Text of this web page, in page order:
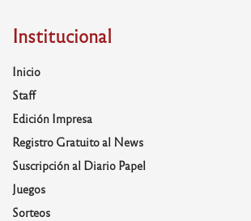
Institucional
Inicio
Staff
Edición Impresa
Registro Gratuito al News
Suscripción al Diario Papel
Juegos
Sorteos